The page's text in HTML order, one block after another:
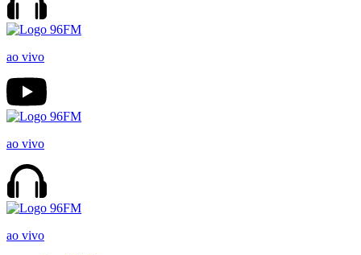
ao vivo
ao vivo
ao vivo